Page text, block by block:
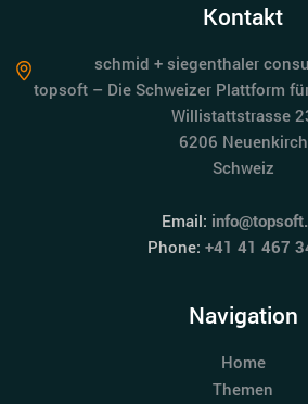
Kontakt
schmid + siegenthaler
topsoft – Die Schweizer Plattform
Willistattstrasse
6206 Neuenkirch
Schweiz
Email:
Phone: +41 41 467
Navigation
Home
Themen